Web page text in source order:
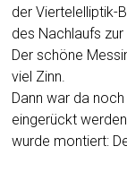
der Viertelelliptik-
des Nachlaufs
Der schöne
viel Zinn.
Dann war da
eingerückt
wurde montiert: